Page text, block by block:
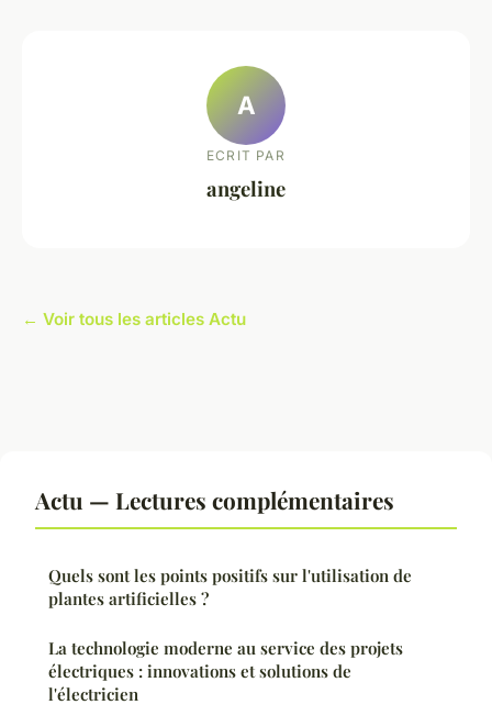
A
ECRIT PAR
angeline
← Voir tous les articles Actu
Actu — Lectures complémentaires
Quels sont les points positifs sur l'utilisation de
plantes artificielles ?
La technologie moderne au service des projets
électriques : innovations et solutions de
l'électricien